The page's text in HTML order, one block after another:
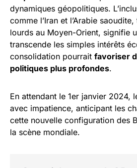
dynamiques géopolitiques.
comme l’Iran et l’Arabie
lourds au Moyen-Orient, signifie
transcende les simples intérêts
consolidation pourrait favoriser
politiques plus profondes.
En attendant le 1er janvier 2024,
avec impatience, anticipant les
cette nouvelle configuration des
la scène mondiale.